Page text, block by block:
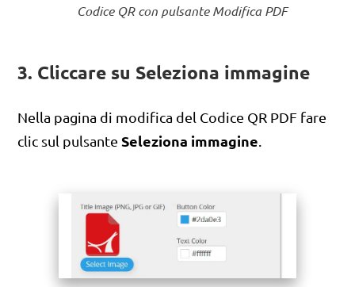
Codice QR con pulsante Modifica PDF
3. Cliccare su Seleziona immagine
Nella pagina di modifica del Codice QR PDF fare
clic sul pulsanteSeleziona immagine